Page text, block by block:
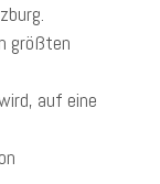
größten
auf eine